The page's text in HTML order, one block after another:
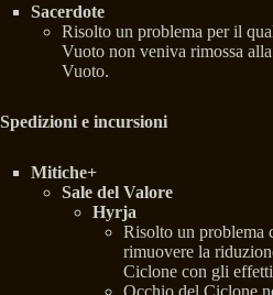
Sacerdote
Risolto un problema per il
Vuoto non veniva rimossa
Vuoto.
Spedizioni e incursioni
Mitiche+
Sale del Valore
Hyrja
Risolto un problema
rimuovere la
Ciclone con gli
Occhio del Ciclone